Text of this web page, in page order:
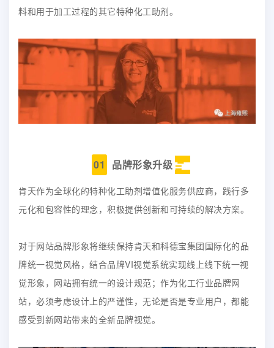
料和用于加工过程的其它特种化工助剂。
01 品牌形象升级
肯天作为全球化的特种化工助剂增值化服务供应商，践行多
元化和包容性的理念，积极提供创新和可持续的解决方案。
对于网站品牌形象将继续保持肯天和科德宝集团国际化的品
牌统一视觉风格，结合品牌VI视觉系统实现线上线下统一视
觉形象，网站拥有统一的设计规范；作为化工行业品牌网
站，必须考虑设计上的严谨性，无论是否是专业用户，都能
感受到新网站带来的全新品牌视觉。